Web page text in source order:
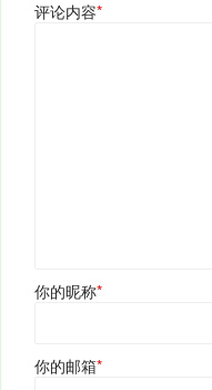
评论内容*
你的昵称*
你的邮箱*